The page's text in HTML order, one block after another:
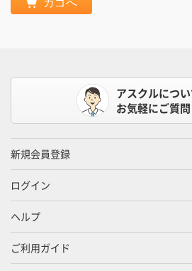
カゴへ
アスクルにつ
お気軽にご質問
新規会員登録
ログイン
ヘルプ
ご利用ガイド